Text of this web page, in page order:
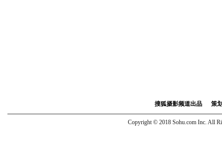
搜狐摄影频道出品 策划
Copyright © 2018 Sohu.com Inc. All